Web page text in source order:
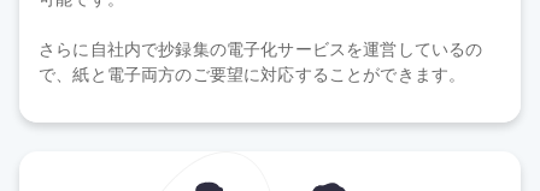
さらに自社内で抄録集の電子化サービスを運営しているの
で、紙と電子両方のご要望に対応することができます。